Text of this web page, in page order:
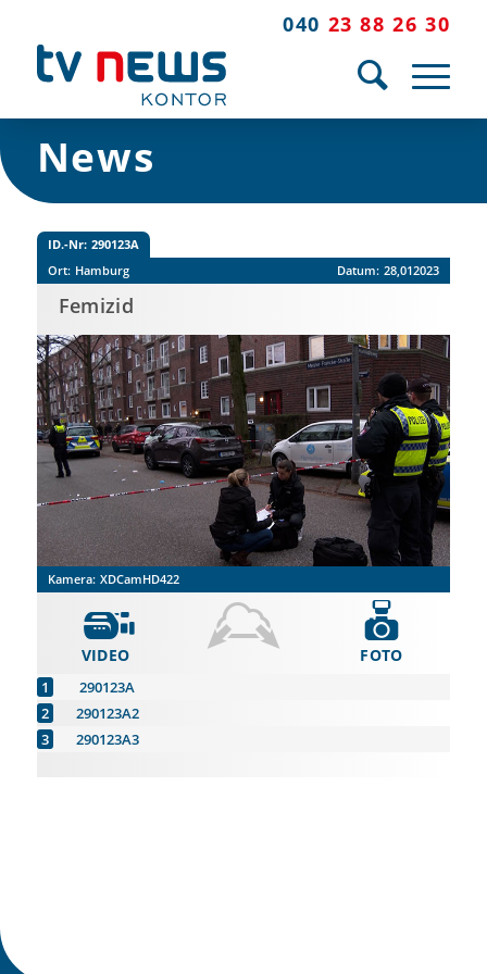
040 23 88 26 30
News
ID.-Nr: 290123A
Ort: Hamburg Datum: 28,012023
Femizid
Kamera: XDCamHD422
VIDEO
290123A
290123A2
290123A3
FOTO